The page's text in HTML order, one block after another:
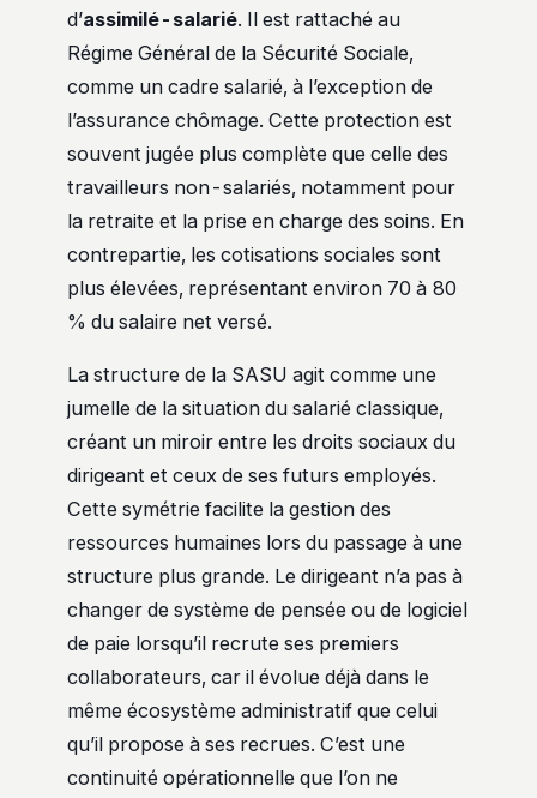
d’assimilé-salarié. Il est rattaché au
Régime Général de la Sécurité Sociale,
comme un cadre salarié, à l’exception de
l’assurance chômage. Cette protection est
souvent jugée plus complète que celle des
travailleurs non-salariés, notamment pour
la retraite et la prise en charge des soins. En
contrepartie, les cotisations sociales sont
plus élevées, représentant environ 70 à 80
% du salaire net versé.
La structure de la SASU agit comme une
jumelle de la situation du salarié classique,
créant un miroir entre les droits sociaux du
dirigeant et ceux de ses futurs employés.
Cette symétrie facilite la gestion des
ressources humaines lors du passage à une
structure plus grande. Le dirigeant n’a pas à
changer de système de pensée ou de logiciel
de paie lorsqu’il recrute ses premiers
collaborateurs, car il évolue déjà dans le
même écosystème administratif que celui
qu’il propose à ses recrues. C’est une
continuité opérationnelle que l’on ne